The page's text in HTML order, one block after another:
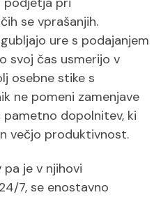
se vprašanjih.
ure s podajanjem
svoj čas usmerijo v
osebne stike s
ne pomeni zamenjave
dopolnitev, ki
večjo produktivnost.
je v njihovi
7, se enostavno